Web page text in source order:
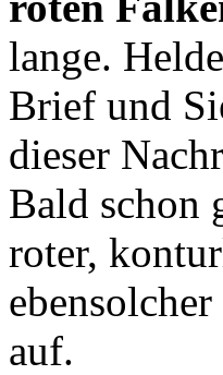
lange.
Brief und
dieser
Bald schon
roter,
auf.